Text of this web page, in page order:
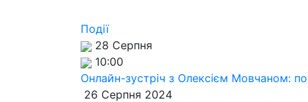
Події
28 Серпня
10:00
Онлайн-зустріч з Олексієм Мовчаном:
26 Серпня 2024